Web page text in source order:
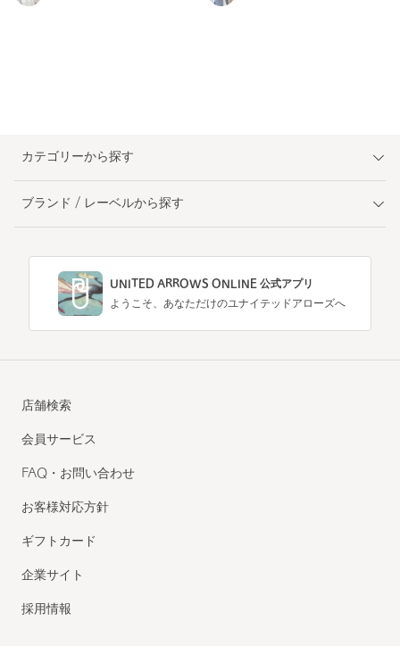
カテゴリーから探す
ブランド / レーベルから探す
UNITED ARROWS ONLINE 公式アプリ
ようこそ、あなただけのユナイテッドアローズへ
店舗検索
会員サービス
FAQ・お問い合わせ
お客様対応方針
ギフトカード
企業サイト
採用情報